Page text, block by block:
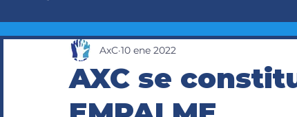
AXC se
AxC 10 ene 2022